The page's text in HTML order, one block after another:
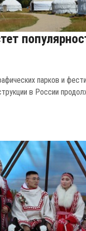
парков и
в России